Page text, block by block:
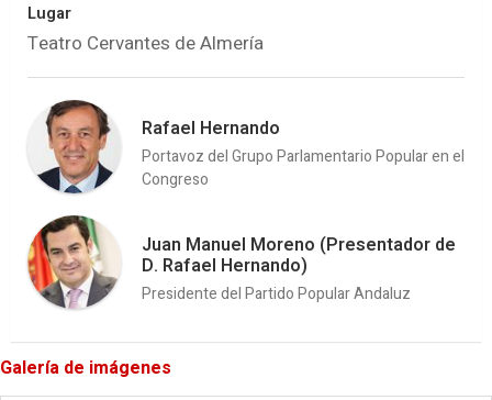
Lugar
Teatro Cervantes de Almería
Rafael Hernando
Portavoz del Grupo Parlamentario Popular en el
Congreso
Juan Manuel Moreno (Presentador de
D. Rafael Hernando)
Presidente del Partido Popular Andaluz
Galería de imágenes